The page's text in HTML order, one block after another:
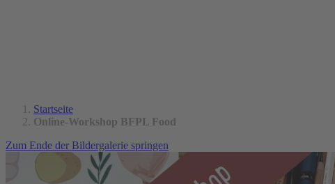
Startseite
Online-Workshop BFPL Food
Zum Ende der Bildergalerie springen